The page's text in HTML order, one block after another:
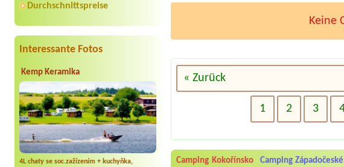
Durchschnittspreise
Interessante Fotos
Kemp Keramika
4L chaty se soc.zažízením + kuchyňka,
Keine
« Zurück
1 2 3
Camping Kokořínsko Camping